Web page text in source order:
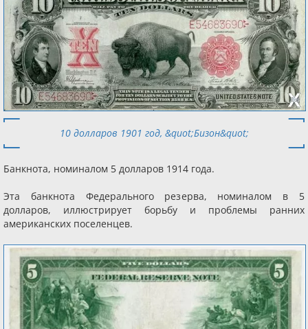
10 долларов 1901 год, &quot;Бизон&quot;
Банкнота, номиналом 5 долларов 1914 года.
Эта банкнота Федерального резерва, номиналом в 5
долларов, иллюстрирует борьбу и проблемы ранних
американских поселенцев.